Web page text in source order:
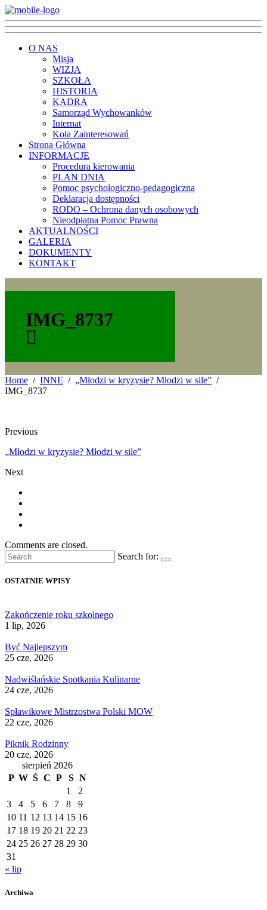
O NAS
Misja
WIZJA
SZKOŁA
HISTORIA
KADRA
Samorząd Wychowanków
Internat
Koła Zainteresowań
Strona Główna
INFORMACJE
Procedura kierowania
PLAN DNIA
Pomoc psychologiczno-pedagogiczna
Deklaracja dostępności
RODO – Ochrona danych osobowych
Nieodpłatna Pomoc Prawna
AKTUALNOŚCI
GALERIA
DOKUMENTY
KONTAKT
IMG_8737
Home INNE
„Młodzi w kryzysie? Młodzi w sile”
IMG_8737
Previous
„Młodzi w kryzysie? Młodzi w sile”
Next
Comments are closed.
Search for:
OSTATNIE WPISY
Zakończenie roku szkolnego
1 lip, 2026
Być Najlepszym
25 cze, 2026
Nadwiślańskie Spotkania Kulinarne
24 cze, 2026
Spławikowe Mistrzostwa Polski MOW
22 cze, 2026
Piknik Rodzinny
20 cze, 2026
sierpień 2026
P W Ś C P S N
1
2
3
4 5 6 7 8
9
10 11 12 13 14 15 16
17 18 19 20 21 22 23
24 25 26 27 28 29 30
31
« lip
Archiwa